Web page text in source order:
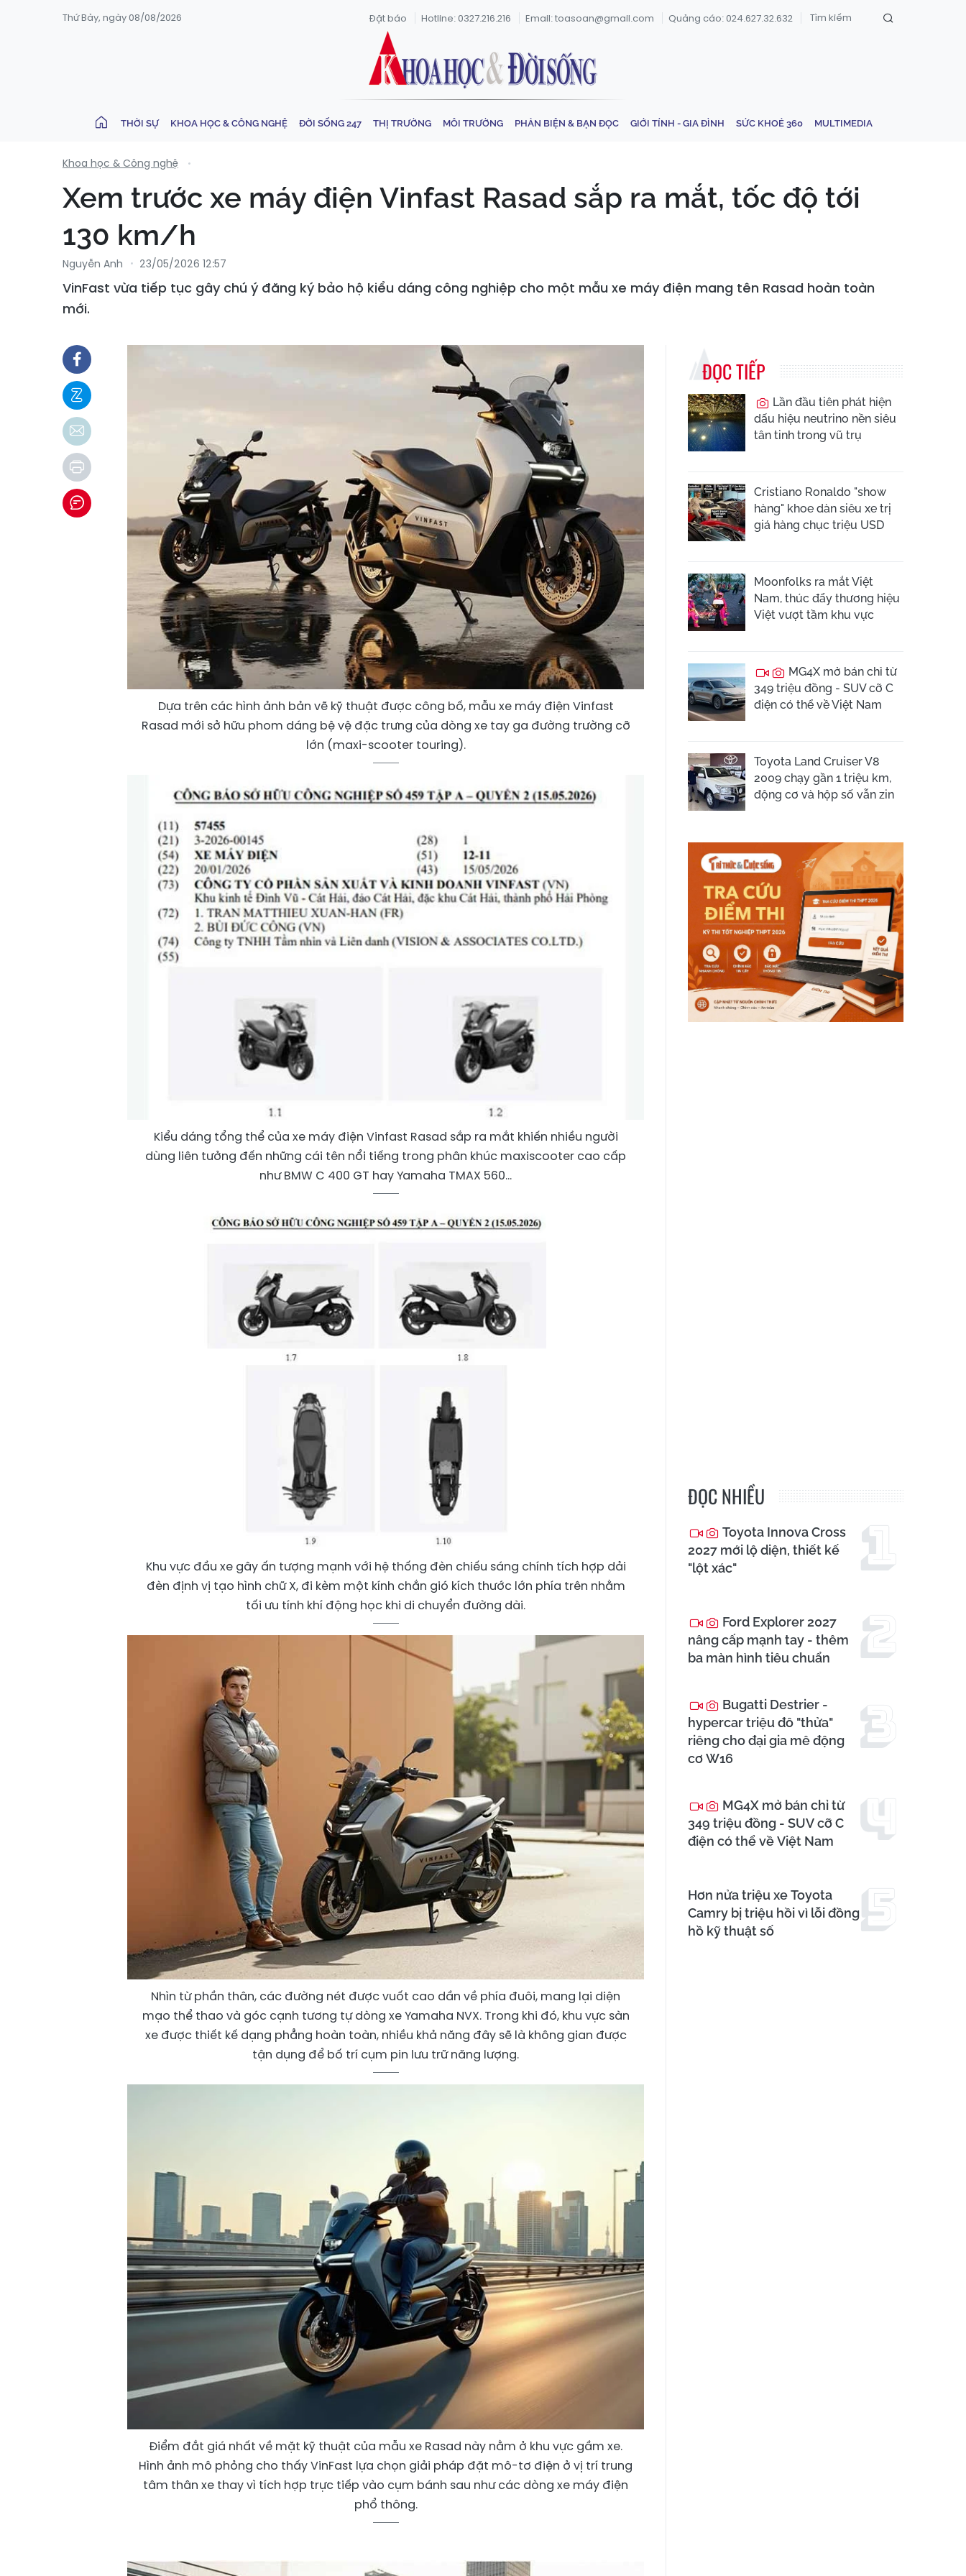
Thứ Bảy, ngày 08/08/2026 Đặt báo Hotline: 0327.216.216 Email: toasoan@gmail.com Quảng cáo: 024.627.32.632
THỜI SỰ KHOA HỌC & CÔNG NGHỆ ĐỜI SỐNG 247 THỊ TRƯỜNG MÔI TRƯỜNG PHẢN BIỆN & BẠN ĐỌC GIỚI TÍNH - GIA ĐÌNH SỨC KHOẺ 360 MULTIMEDIA
Khoa học & Công nghệ
Xem trước xe máy điện Vinfast Rasad sắp ra mắt, tốc độ tới
130 km/h
Nguyễn Anh 23/05/2026 12:57
VinFast vừa tiếp tục gây chú ý đăng ký bảo hộ kiểu dáng công nghiệp cho một mẫu xe máy điện mang tên Rasad hoàn toàn
mới.
Dựa trên các hình ảnh bản vẽ kỹ thuật được công bố, mẫu xe máy điện Vinfast
Rasad mới sở hữu phom dáng bệ vệ đặc trưng của dòng xe tay ga đường trường cỡ
lớn (maxi-scooter touring).
Kiểu dáng tổng thể của xe máy điện Vinfast Rasad sắp ra mắt khiến nhiều người
dùng liên tưởng đến những cái tên nổi tiếng trong phân khúc maxiscooter cao cấp
như BMW C 400 GT hay Yamaha TMAX 560...
Khu vực đầu xe gây ấn tượng mạnh với hệ thống đèn chiếu sáng chính tích hợp dải
đèn định vị tạo hình chữ X, đi kèm một kính chắn gió kích thước lớn phía trên nhằm
tối ưu tính khí động học khi di chuyển đường dài.
Nhìn từ phần thân, các đường nét được vuốt cao dần về phía đuôi, mang lại diện
mạo thể thao và góc cạnh tương tự dòng xe Yamaha NVX. Trong khi đó, khu vực sàn
xe được thiết kế dạng phẳng hoàn toàn, nhiều khả năng đây sẽ là không gian được
tận dụng để bố trí cụm pin lưu trữ năng lượng.
Điểm đắt giá nhất về mặt kỹ thuật của mẫu xe Rasad này nằm ở khu vực gầm xe.
Hình ảnh mô phỏng cho thấy VinFast lựa chọn giải pháp đặt mô-tơ điện ở vị trí trung
tâm thân xe thay vì tích hợp trực tiếp vào cụm bánh sau như các dòng xe máy điện
phổ thông.
ĐỌC TIẾP
Lần đầu tiên phát hiện
dấu hiệu neutrino nền siêu
tân tinh trong vũ trụ
Cristiano Ronaldo "show
hàng" khoe dàn siêu xe trị
giá hàng chục triệu USD
Moonfolks ra mắt Việt
Nam, thúc đẩy thương hiệu
Việt vượt tầm khu vực
MG4X mở bán chỉ từ
349 triệu đồng - SUV cỡ C
điện có thể về Việt Nam
Toyota Land Cruiser V8
2009 chạy gần 1 triệu km,
động cơ và hộp số vẫn zin
ĐỌC NHIỀU
Toyota Innova Cross
2027 mới lộ diện, thiết kế
"lột xác"
Ford Explorer 2027
nâng cấp mạnh tay - thêm
ba màn hình tiêu chuẩn
Bugatti Destrier -
hypercar triệu đô "thửa"
riêng cho đại gia mê động
cơ W16
MG4X mở bán chỉ từ
349 triệu đồng - SUV cỡ C
điện có thể về Việt Nam
Hơn nửa triệu xe Toyota
Camry bị triệu hồi vì lỗi đồng
hồ kỹ thuật số